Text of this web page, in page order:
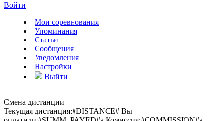
Войти
Мои соревнования
Упоминания
Статьи
Сообщения
Уведомления
Настройки
Выйти
Смена дистанции
Текущая дистанция:#DISTANCE# Вы